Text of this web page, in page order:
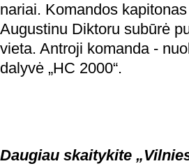
nariai. Komandos
Augustinu Diktoru subūrė
vieta. Antroji komanda -
dalyvė „HC 2000“.
Daugiau skaitykite